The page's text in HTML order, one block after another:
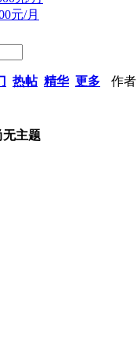
元/月
热帖 精华 更多 作者
无主题